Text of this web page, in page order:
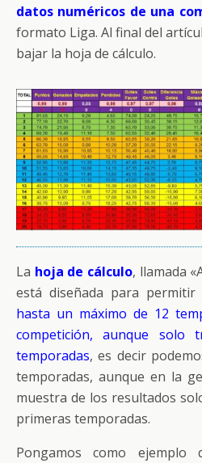
datos numéricos de una
formato Liga. Al final del
bajar la hoja de cálculo.
La hoja de cálculo, llamada
está diseñada para permitir
hasta un máximo de 12
competición, aunque
temporadas, es decir
temporadas, aunque en la
muestra de los resultados
primeras temporadas.
Pongamos como ejemplo